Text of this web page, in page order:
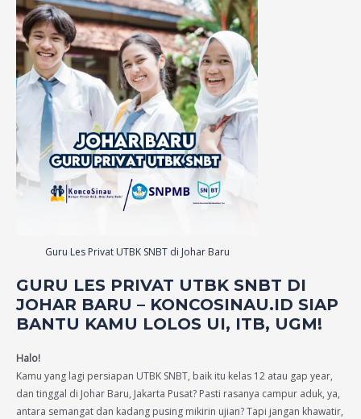
Guru Les Privat UTBK SNBT di Johar Baru
GURU LES PRIVAT UTBK SNBT DI
JOHAR BARU – KONCOSINAU.ID SIAP
BANTU KAMU LOLOS UI, ITB, UGM!
Halo!
Kamu yang lagi persiapan UTBK SNBT, baik itu kelas 12 atau gap year,
dan tinggal di Johar Baru, Jakarta Pusat? Pasti rasanya campur aduk, ya,
antara semangat dan kadang pusing mikirin ujian? Tapi jangan khawatir,